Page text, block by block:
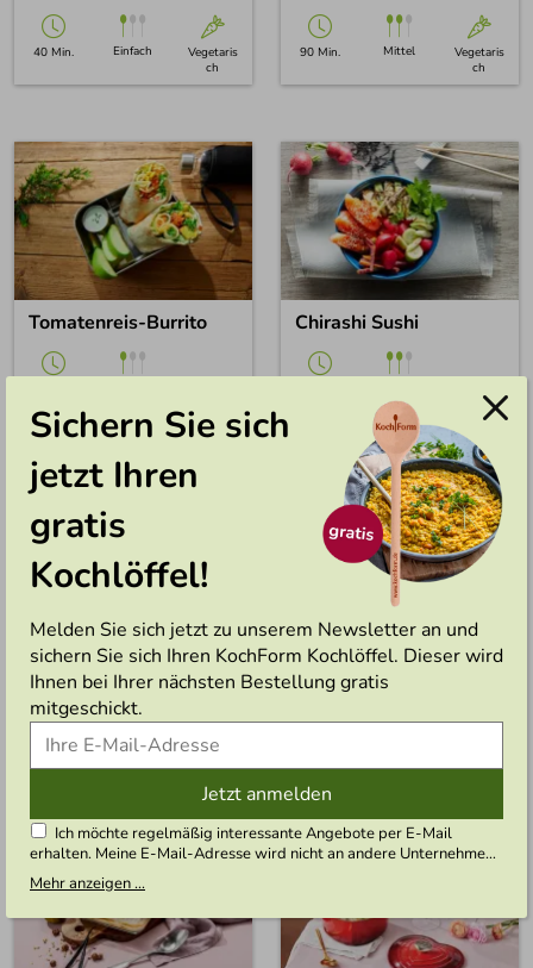
40 Min. Einfach
Vegetaris
ch
90 Min. Mittel
Vegetaris
ch
Tomatenreis-Burrito Chirashi Sushi
Rotes Blumenkohlcurry
mit Linsen und Paprika
35 Min. Einfach
ch
Mexikanische Taco-
Bowl
Sichern Sie sich
jetzt Ihren
gratis
Kochlöffel!
Melden Sie sich jetzt zu unserem Newsletter an und
sichern Sie sich Ihren KochForm Kochlöffel. Dieser wird
Ihnen bei Ihrer nächsten Bestellung gratis
mitgeschickt.
Jetzt anmelden
Ich möchte regelmäßig interessante Angebote per E-Mail
erhalten. Meine E-Mail-Adresse wird nicht an andere Unternehmen
weitergegeben. Zu statistischen Zwecken wird in anonymer Form
ausgewertet, welche Links im Newsletter geklickt werden. Dabei
ist nicht erkennbar, welche konkrete Person geklickt hat. Diese
Einwilligung zur Nutzung meiner E-Mail- Adresse für Werbezwecke
kann ich jederzeit mit Wirkung für die Zukunft widerrufen, indem ich
Mehr anzeigen ...